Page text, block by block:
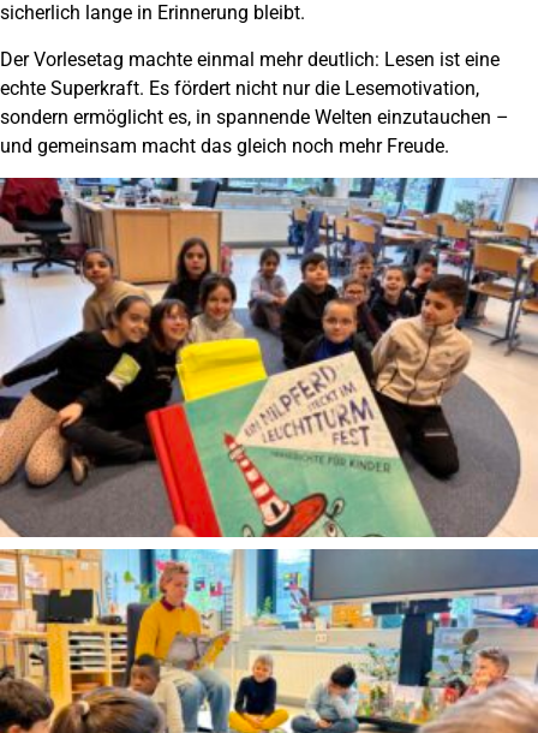
sicherlich lange in Erinnerung bleibt.
Der Vorlesetag machte einmal mehr deutlich: Lesen ist eine
echte Superkraft. Es fördert nicht nur die Lesemotivation,
sondern ermöglicht es, in spannende Welten einzutauchen –
und gemeinsam macht das gleich noch mehr Freude.